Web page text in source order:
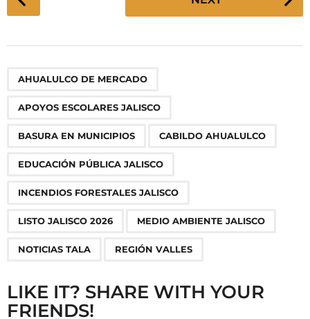
o
g
AHUALULCO DE MERCADO
APOYOS ESCOLARES JALISCO
BASURA EN MUNICIPIOS CABILDO AHUALULCO
EDUCACIÓN PÚBLICA JALISCO
INCENDIOS FORESTALES JALISCO
LISTO JALISCO 2026 MEDIO AMBIENTE JALISCO
NOTICIAS TALA REGIÓN VALLES
LIKE IT? SHARE WITH YOUR
FRIENDS!